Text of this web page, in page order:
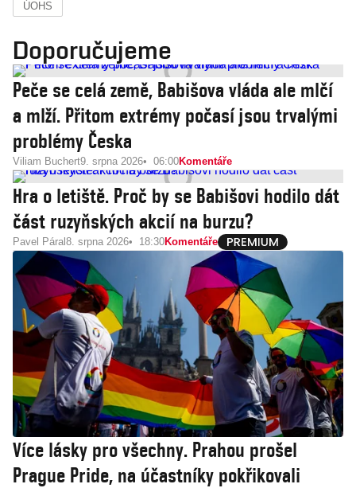
ÚOHS
Doporučujeme
Peče se celá země, Babišova vláda ale mlčí
a mlží. Přitom extrémy počasí jsou trvalými
problémy Česka
Viliam Buchert9. srpna 2026 06:00Komentáře
Hra o letiště. Proč by se Babišovi hodilo dát
část ruzyňských akcií na burzu?
Pavel Páral 8. srpna 2026 18:30Komentáře
Více lásky pro všechny. Prahou prošel
Prague Pride, na účastníky pokřikovali